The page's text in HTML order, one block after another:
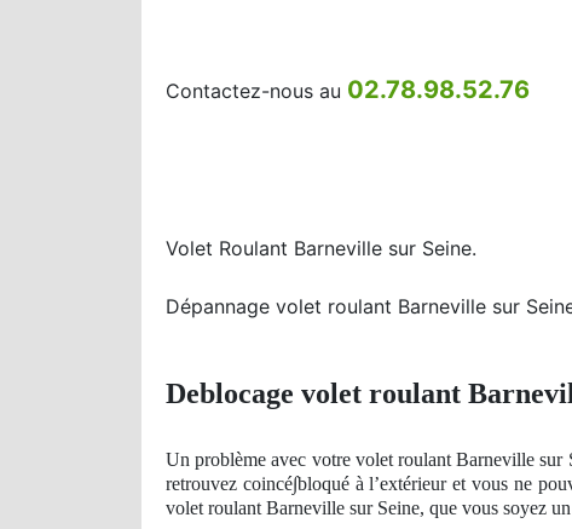
Contactez-nous au 02.78.98.52.76
Volet Roulant Barneville sur Seine.
Dépannage volet roulant Barneville sur
Deblocage volet roulant
Unproblème avec votre volet roulant Barneville sur
retrouvez coincé∫bloqué à l’extérieur et vous ne
volet roulant Barneville sur Seine, que vous soyez